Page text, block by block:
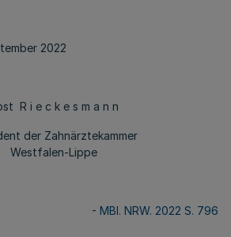
2022
R i e c k e s m a n n
der Zahnärztekammer
Westfalen-Lippe
- MBl. NRW. 2022 S. 796